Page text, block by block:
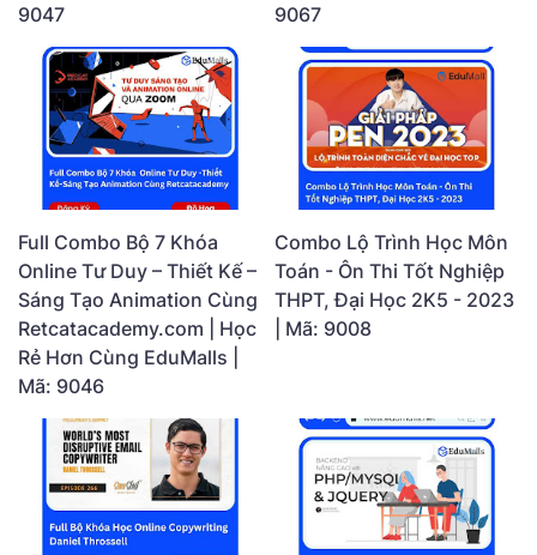
9047
9067
Full Combo Bộ 7 Khóa
Online Tư Duy – Thiết Kế –
Sáng Tạo Animation Cùng
Retcatacademy.com | Học
Rẻ Hơn Cùng EduMalls |
Mã: 9046
Combo Lộ Trình Học Môn
Toán - Ôn Thi Tốt Nghiệp
THPT, Đại Học 2K5 - 2023
| Mã: 9008